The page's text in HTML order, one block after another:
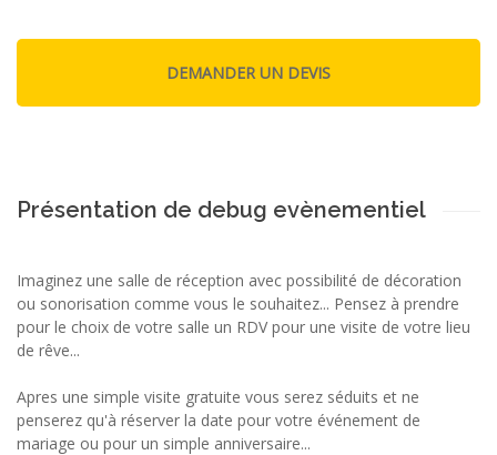
Présentation de debug evènementiel
Imaginez une salle de réception avec possibilité de décoration
ou sonorisation comme vous le souhaitez... Pensez à prendre
pour le choix de votre salle un RDV pour une visite de votre lieu
de rêve...
Apres une simple visite gratuite vous serez séduits et ne
penserez qu'à réserver la date pour votre événement de
mariage ou pour un simple anniversaire...